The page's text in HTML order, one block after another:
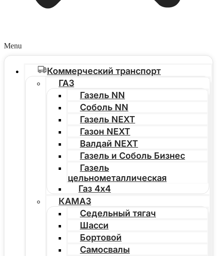
Menu
Коммерческий транспорт
ГАЗ
Газель NN
Соболь NN
Газель NEXT
Газон NEXT
Валдай NEXT
Газель и Соболь Бизнес
Газель
цельнометаллическая
Газ 4х4
КАМАЗ
Седельный тягач
Шасси
Бортовой
Самосвалы